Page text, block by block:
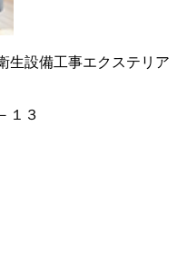
生設備工事エクステリア
１３